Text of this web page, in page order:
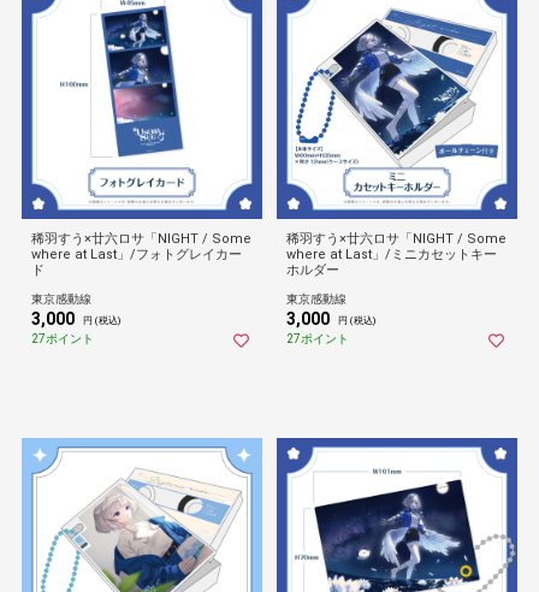
稀羽すう×廿六ロサ「NIGHT / Some
where at Last」/フォトグレイカー
ド
東京感動線
3,000 円 (税込)
27ポイント
稀羽すう×廿六ロサ「NIGHT / Some
where at Last」/ミニカセットキー
ホルダー
東京感動線
3,000 円 (税込)
27ポイント